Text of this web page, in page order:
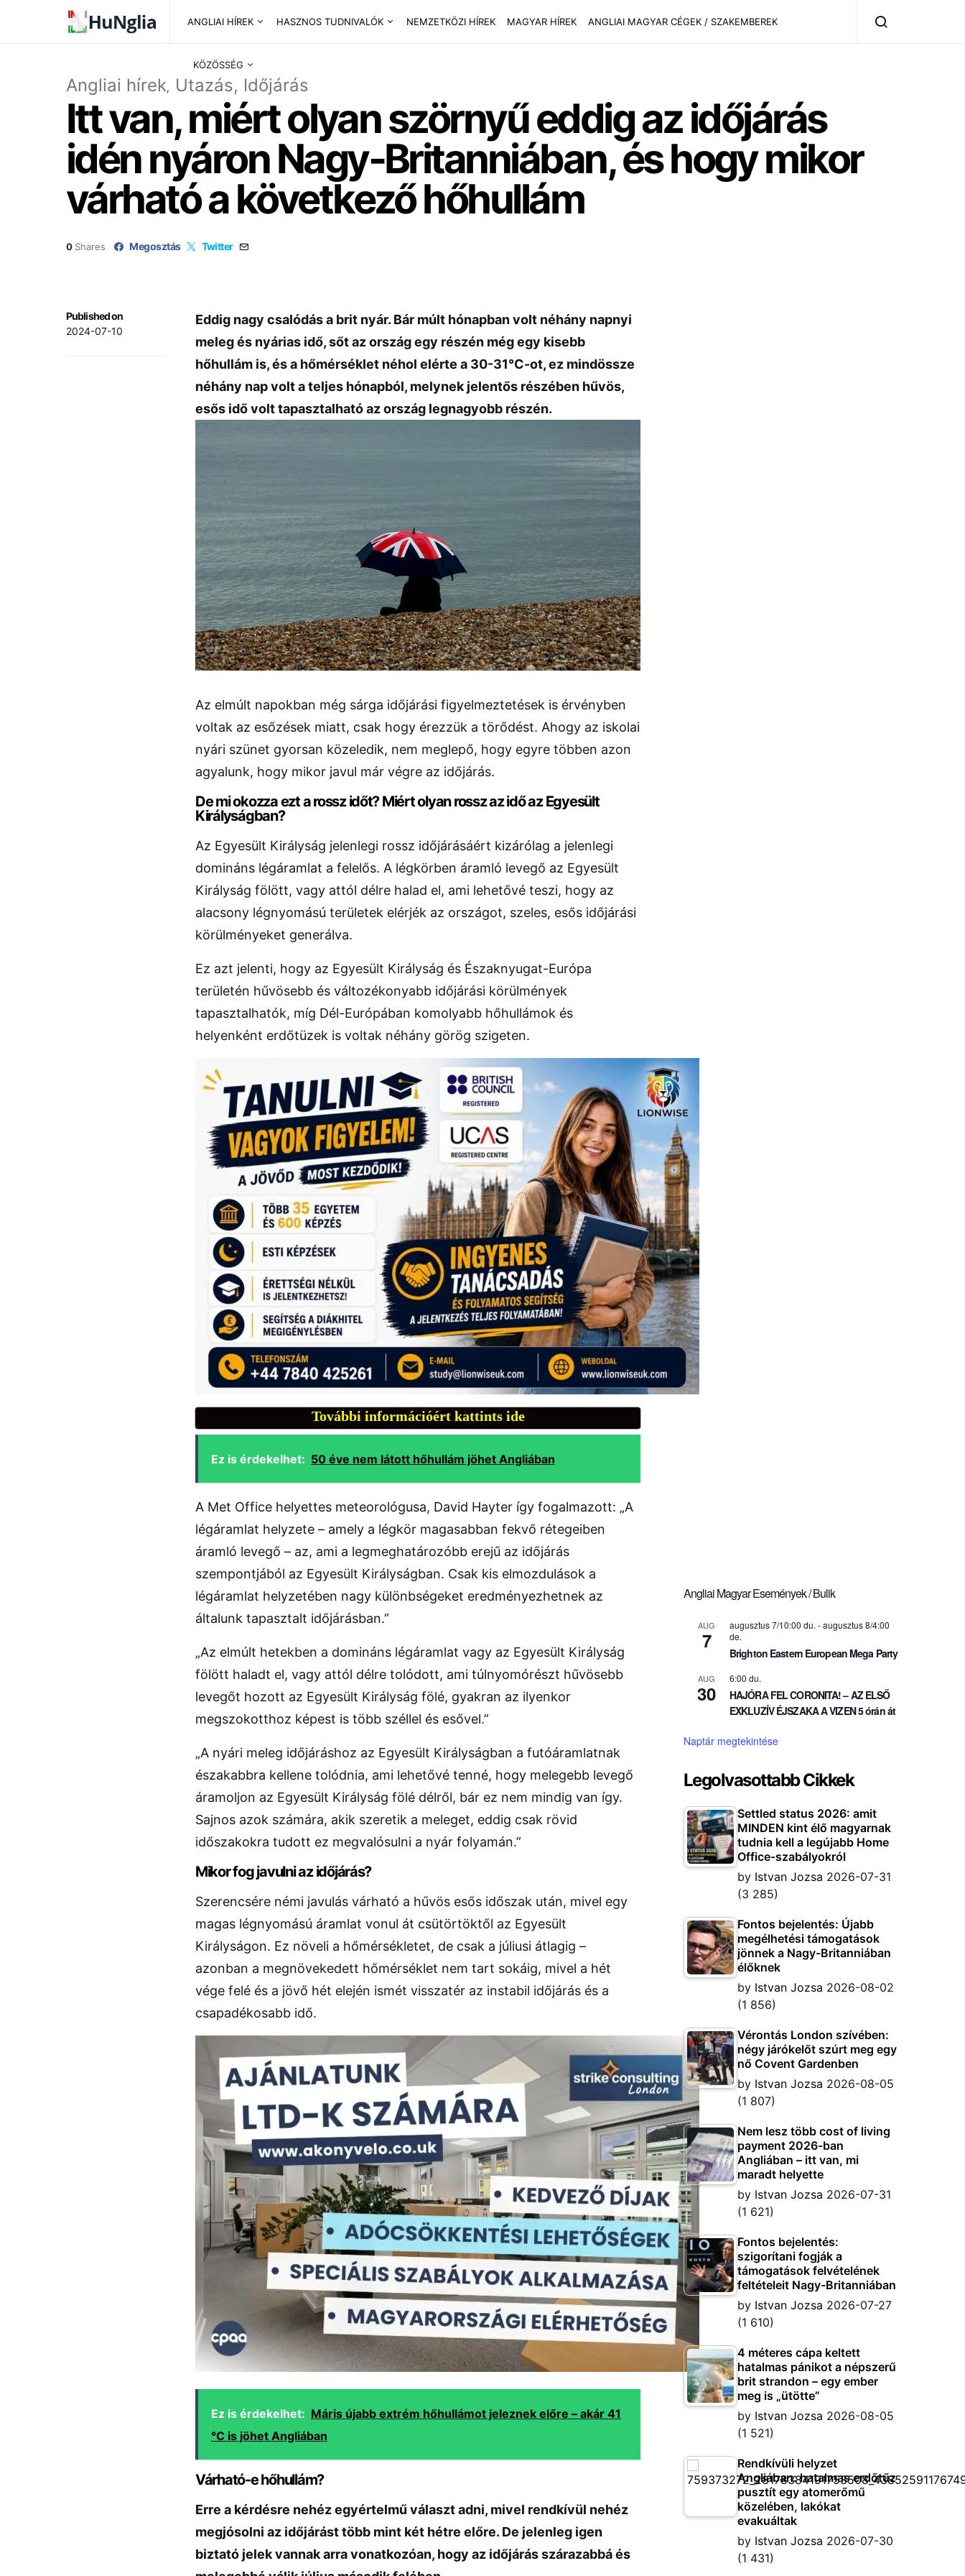
ANGLIAI HÍREK HASZNOS TUDNIVALÓK NEMZETKÖZI HÍREK MAGYAR HÍREK ANGLIAI MAGYAR CÉGEK / SZAKEMBEREK
KÖZÖSSÉG
Angliai hírek Utazás, Időjárás
Itt van, miért olyan szörnyű eddig az időjárás
idén nyáron Nagy-Britanniában, és hogy mikor
várható a következő hőhullám
0 Shares Megosztás Twitter
Published on
2024-07-10
Eddig nagy csalódás a brit nyár. Bár múlt hónapban volt néhány napnyi
meleg és nyárias idő, sőt az ország egy részén még egy kisebb
hőhullám is, és a hőmérséklet néhol elérte a 30-31°C-ot, ez mindössze
néhány nap volt a teljes hónapból, melynek jelentős részében hűvös,
esős idő volt tapasztalható az ország legnagyobb részén.
Az elmúlt napokban még sárga időjárási figyelmeztetések is érvényben
voltak az esőzések miatt, csak hogy érezzük a törődést. Ahogy az iskolai
nyári szünet gyorsan közeledik, nem meglepő, hogy egyre többen azon
agyalunk, hogy mikor javul már végre az időjárás.
De mi okozza ezt a rossz időt? Miért olyan rossz az idő az Egyesült
Királyságban?
Az Egyesült Királyság jelenlegi rossz időjárásáért kizárólag a jelenlegi
domináns légáramlat a felelős. A légkörben áramló levegő az Egyesült
Királyság fölött, vagy attól délre halad el, ami lehetővé teszi, hogy az
alacsony légnyomású területek elérjék az országot, szeles, esős időjárási
körülményeket generálva.
Ez azt jelenti, hogy az Egyesült Királyság és Északnyugat-Európa
területén hűvösebb és változékonyabb időjárási körülmények
tapasztalhatók, míg Dél-Európában komolyabb hőhullámok és
helyenként erdőtüzek is voltak néhány görög szigeten.
További információért kattints ide
Ez is érdekelhet: 50 éve nem látott hőhullám jöhet Angliában
A Met Office helyettes meteorológusa, David Hayter így fogalmazott: „A
légáramlat helyzete – amely a légkör magasabban fekvő rétegeiben
áramló levegő – az, ami a legmeghatározóbb erejű az időjárás
szempontjából az Egyesült Királyságban. Csak kis elmozdulások a
légáramlat helyzetében nagy különbségeket eredményezhetnek az
általunk tapasztalt időjárásban.”
„Az elmúlt hetekben a domináns légáramlat vagy az Egyesült Királyság
fölött haladt el, vagy attól délre tolódott, ami túlnyomórészt hűvösebb
levegőt hozott az Egyesült Királyság fölé, gyakran az ilyenkor
megszokotthoz képest is több széllel és esővel.”
„A nyári meleg időjáráshoz az Egyesült Királyságban a futóáramlatnak
északabbra kellene tolódnia, ami lehetővé tenné, hogy melegebb levegő
áramoljon az Egyesült Királyság fölé délről, bár ez nem mindig van így.
Sajnos azok számára, akik szeretik a meleget, eddig csak rövid
időszakokra tudott ez megvalósulni a nyár folyamán.”
Mikor fog javulni az időjárás?
Szerencsére némi javulás várható a hűvös esős időszak után, mivel egy
magas légnyomású áramlat vonul át csütörtöktől az Egyesült
Királyságon. Ez növeli a hőmérsékletet, de csak a júliusi átlagig –
azonban a megnövekedett hőmérséklet nem tart sokáig, mivel a hét
vége felé és a jövő hét elején ismét visszatér az instabil időjárás és a
csapadékosabb idő.
Ez is érdekelhet: Máris újabb extrém hőhullámot jeleznek előre – akár 41
°C is jöhet Angliában
Várható-e hőhullám?
Erre a kérdésre nehéz egyértelmű választ adni, mivel rendkívül nehéz
megjósolni az időjárást több mint két hétre előre. De jelenleg igen
biztató jelek vannak arra vonatkozóan, hogy az időjárás szárazabbá és
Angliai Magyar Események / Bulik
AUG
7
augusztus 7/10:00 du. -augusztus 8/4:00
de.
Brighton Eastern European Mega Party
AUG
30
6:00 du.
HAJÓRA FEL CORONITA! – AZ ELSŐ
EXKLUZÍV ÉJSZAKA A VIZEN 5 órán át
Naptár megtekintése
Legolvasottabb Cikkek
Settled status 2026: amit
MINDEN kint élő magyarnak
tudnia kell a legújabb Home
Office-szabályokról
by Istvan Jozsa 2026-07-31
(3 285)
Fontos bejelentés: Újabb
megélhetési támogatások
jönnek a Nagy-Britanniában
élőknek
by Istvan Jozsa 2026-08-02
(1 856)
Vérontás London szívében:
négy járókelőt szúrt meg egy
nő Covent Gardenben
by Istvan Jozsa 2026-08-05
(1 807)
Nem lesz több cost of living
payment 2026-ban
Angliában – itt van, mi
maradt helyette
by Istvan Jozsa 2026-07-31
(1 621)
Fontos bejelentés:
szigorítani fogják a
támogatások felvételének
feltételeit Nagy-Britanniában
by Istvan Jozsa 2026-07-27
(1 610)
4 méteres cápa keltett
hatalmas pánikot a népszerű
brit strandon – egy ember
meg is „ütötte”
by Istvan Jozsa 2026-08-05
(1 521)
Rendkívüli helyzet
Angliában: hatalmas erdőtűz
pusztít egy atomerőmű
közelében, lakókat
evakuáltak
by Istvan Jozsa 2026-07-30
(1 431)